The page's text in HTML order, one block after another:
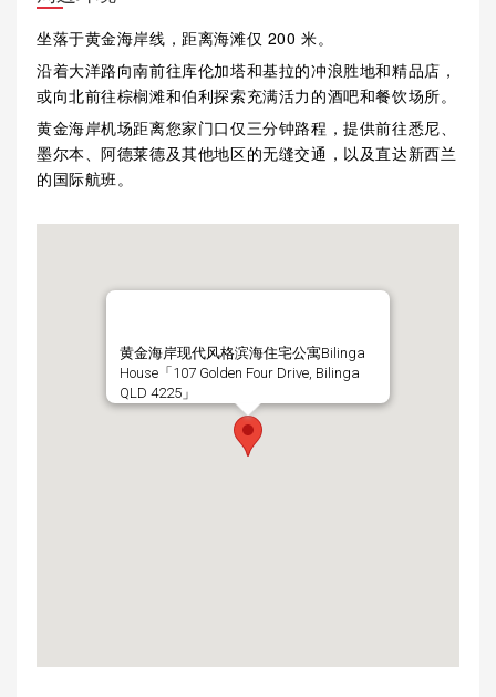
坐落于黄金海岸线，距离海滩仅 200 米。
沿着大洋路向南前往库伦加塔和基拉的冲浪胜地和精品店，
或向北前往棕榈滩和伯利探索充满活力的酒吧和餐饮场所。
黄金海岸机场距离您家门口仅三分钟路程，提供前往悉尼、
墨尔本、阿德莱德及其他地区的无缝交通，以及直达新西兰
的国际航班。
黄金海岸现代风格滨海住宅公寓Bilinga
House「107 Golden Four Drive, Bilinga
QLD 4225」